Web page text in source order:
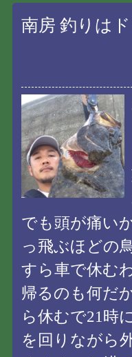
南房 釣りは
でも頭が痛い
っ飛ぶほどの
すら車で休む
帰るのも何だ
ら休むで21時
を回りながら